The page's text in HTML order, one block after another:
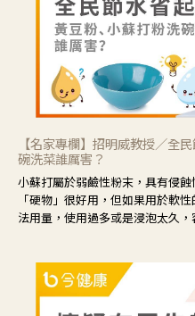
【名家專欄】招明威教授／全
碗洗菜誰厲害？
小蘇打屬於弱鹼性粉末，具有侵
「硬物」很好用，但如果用於軟
法用量，使用過多或是浸泡太久